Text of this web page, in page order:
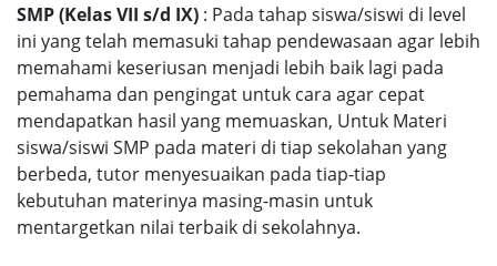
SMP (Kelas VII s/d IX) : Pada tahap siswa/siswi di level
ini yang telah memasuki tahap pendewasaan agar lebih
memahami keseriusan menjadi lebih baik lagi pada
pemahama dan pengingat untuk cara agar cepat
mendapatkan hasil yang memuaskan, Untuk Materi
siswa/siswi SMP pada materi di tiap sekolahan yang
berbeda, tutor menyesuaikan pada tiap-tiap
kebutuhan materinya masing-masin untuk
mentargetkan nilai terbaik di sekolahnya.